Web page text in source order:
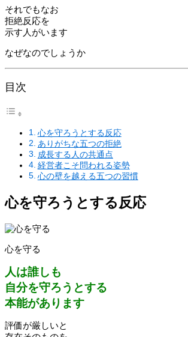
それでもなお
拒絶反応を
示す人がいます
なぜなのでしょうか
目次
心を守ろうとする反応
ありがちな五つの拒絶
成長する人の共通点
経営者こそ問われる姿勢
心の壁を越える五つの習慣
心を守ろうとする反応
心を守る
人は誰しも
自分を守ろうとする
本能があります
評価が厳しいと